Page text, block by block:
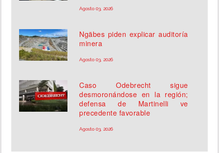
Agosto 03, 2026
Ngäbes piden explicar auditoría
minera
Agosto 03, 2026
Caso Odebrecht sigue
desmoronándose en la región;
defensa de Martinelli ve
precedente favorable
Agosto 03, 2026